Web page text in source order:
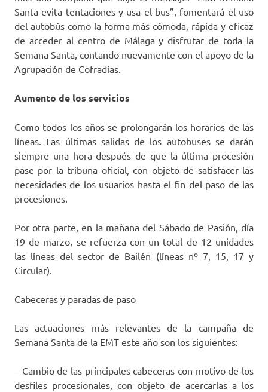
Santa evita tentaciones y usa el bus”, fomentará el uso
del autobús como la forma más cómoda, rápida y eficaz
de acceder al centro de Málaga y disfrutar de toda la
Semana Santa, contando nuevamente con el apoyo de la
Agrupación de Cofradías.
Aumento de los servicios
Como todos los años se prolongarán los horarios de las
líneas. Las últimas salidas de los autobuses se darán
siempre una hora después de que la última procesión
pase por la tribuna oficial, con objeto de satisfacer las
necesidades de los usuarios hasta el fin del paso de las
procesiones.
Por otra parte, en la mañana del Sábado de Pasión, día
19 de marzo, se refuerza con un total de 12 unidades
las líneas del sector de Bailén (líneas nº 7, 15, 17 y
Circular).
Cabeceras y paradas de paso
Las actuaciones más relevantes de la campaña de
Semana Santa de la EMT este año son los siguientes:
– Cambio de las principales cabeceras con motivo de los
desfiles procesionales, con objeto de acercarlas a los